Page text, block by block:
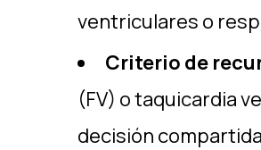
ventriculares o
Criterio de
(FV) o taquicardia
decisión